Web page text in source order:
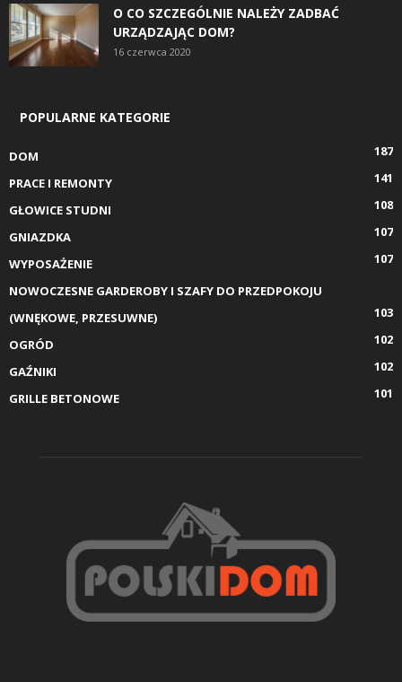
O CO SZCZEGÓLNIE NALEŻY ZADBAĆ
URZĄDZAJĄC DOM?
16 czerwca 2020
POPULARNE KATEGORIE
DOM
187
PRACE I REMONTY
141
GŁOWICE STUDNI
108
GNIAZDKA
107
WYPOSAŻENIE
107
NOWOCZESNE GARDEROBY I SZAFY DO PRZEDPOKOJU
(WNĘKOWE, PRZESUWNE)
103
OGRÓD
102
GAŹNIKI
102
GRILLE BETONOWE
101